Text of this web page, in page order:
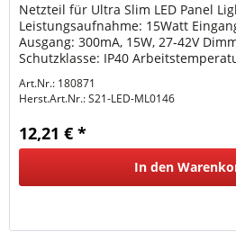
Netzteil für Ultra Slim LED Panel
Leistungsaufnahme: 15Watt
Ausgang: 300mA, 15W, 27-42V
Schutzklasse: IP40
Art.Nr.: 180871
Herst.Art.Nr.:S21-LED-ML0146
12,21 € *
In den